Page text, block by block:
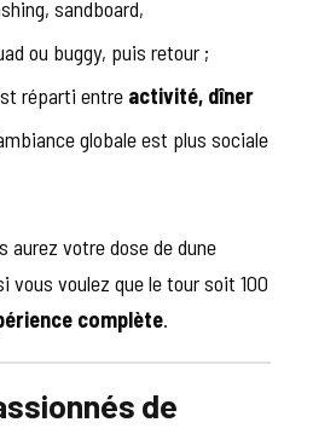
sandboard,
ou buggy, puis retour ;
réparti entre activité, dîner
globale est plus sociale
aurez votre dose de dune
vous voulez que le tour soit 100
complète.
de